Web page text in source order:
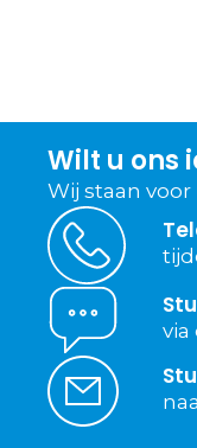
Wilt u ons
Wij staan voor
via